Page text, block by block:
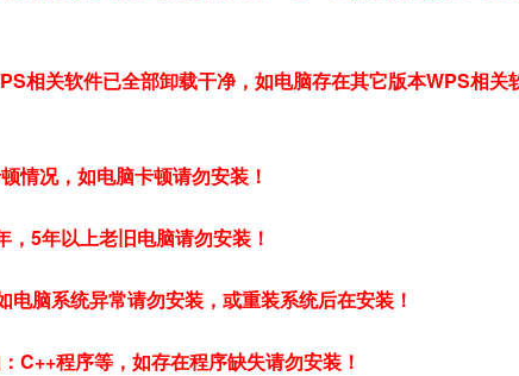
相关软件已全部卸载干净，如电脑存在其它版本WPS相关
情况，如电脑卡顿请勿安装！
5年以上老旧电脑请勿安装！
脑系统异常请勿安装，或重装系统后在安装！
C++程序等，如存在程序缺失请勿安装！